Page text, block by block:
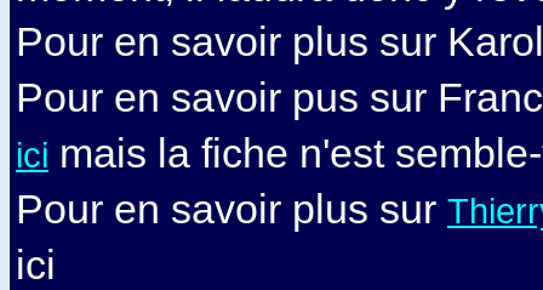
Pour en savoir plus sur
Pour en savoir pus sur
ici mais la fiche n'est
Pour en savoir plus sur
ici